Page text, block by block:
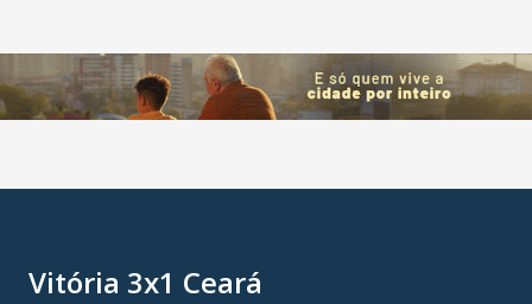
Vitória 3x1 Ceará